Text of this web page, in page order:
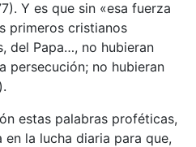
Y es que sin «esa fuerza
primeros cristianos
del Papa…, no hubieran
persecución; no hubieran
estas palabras proféticas,
la lucha diaria para que,